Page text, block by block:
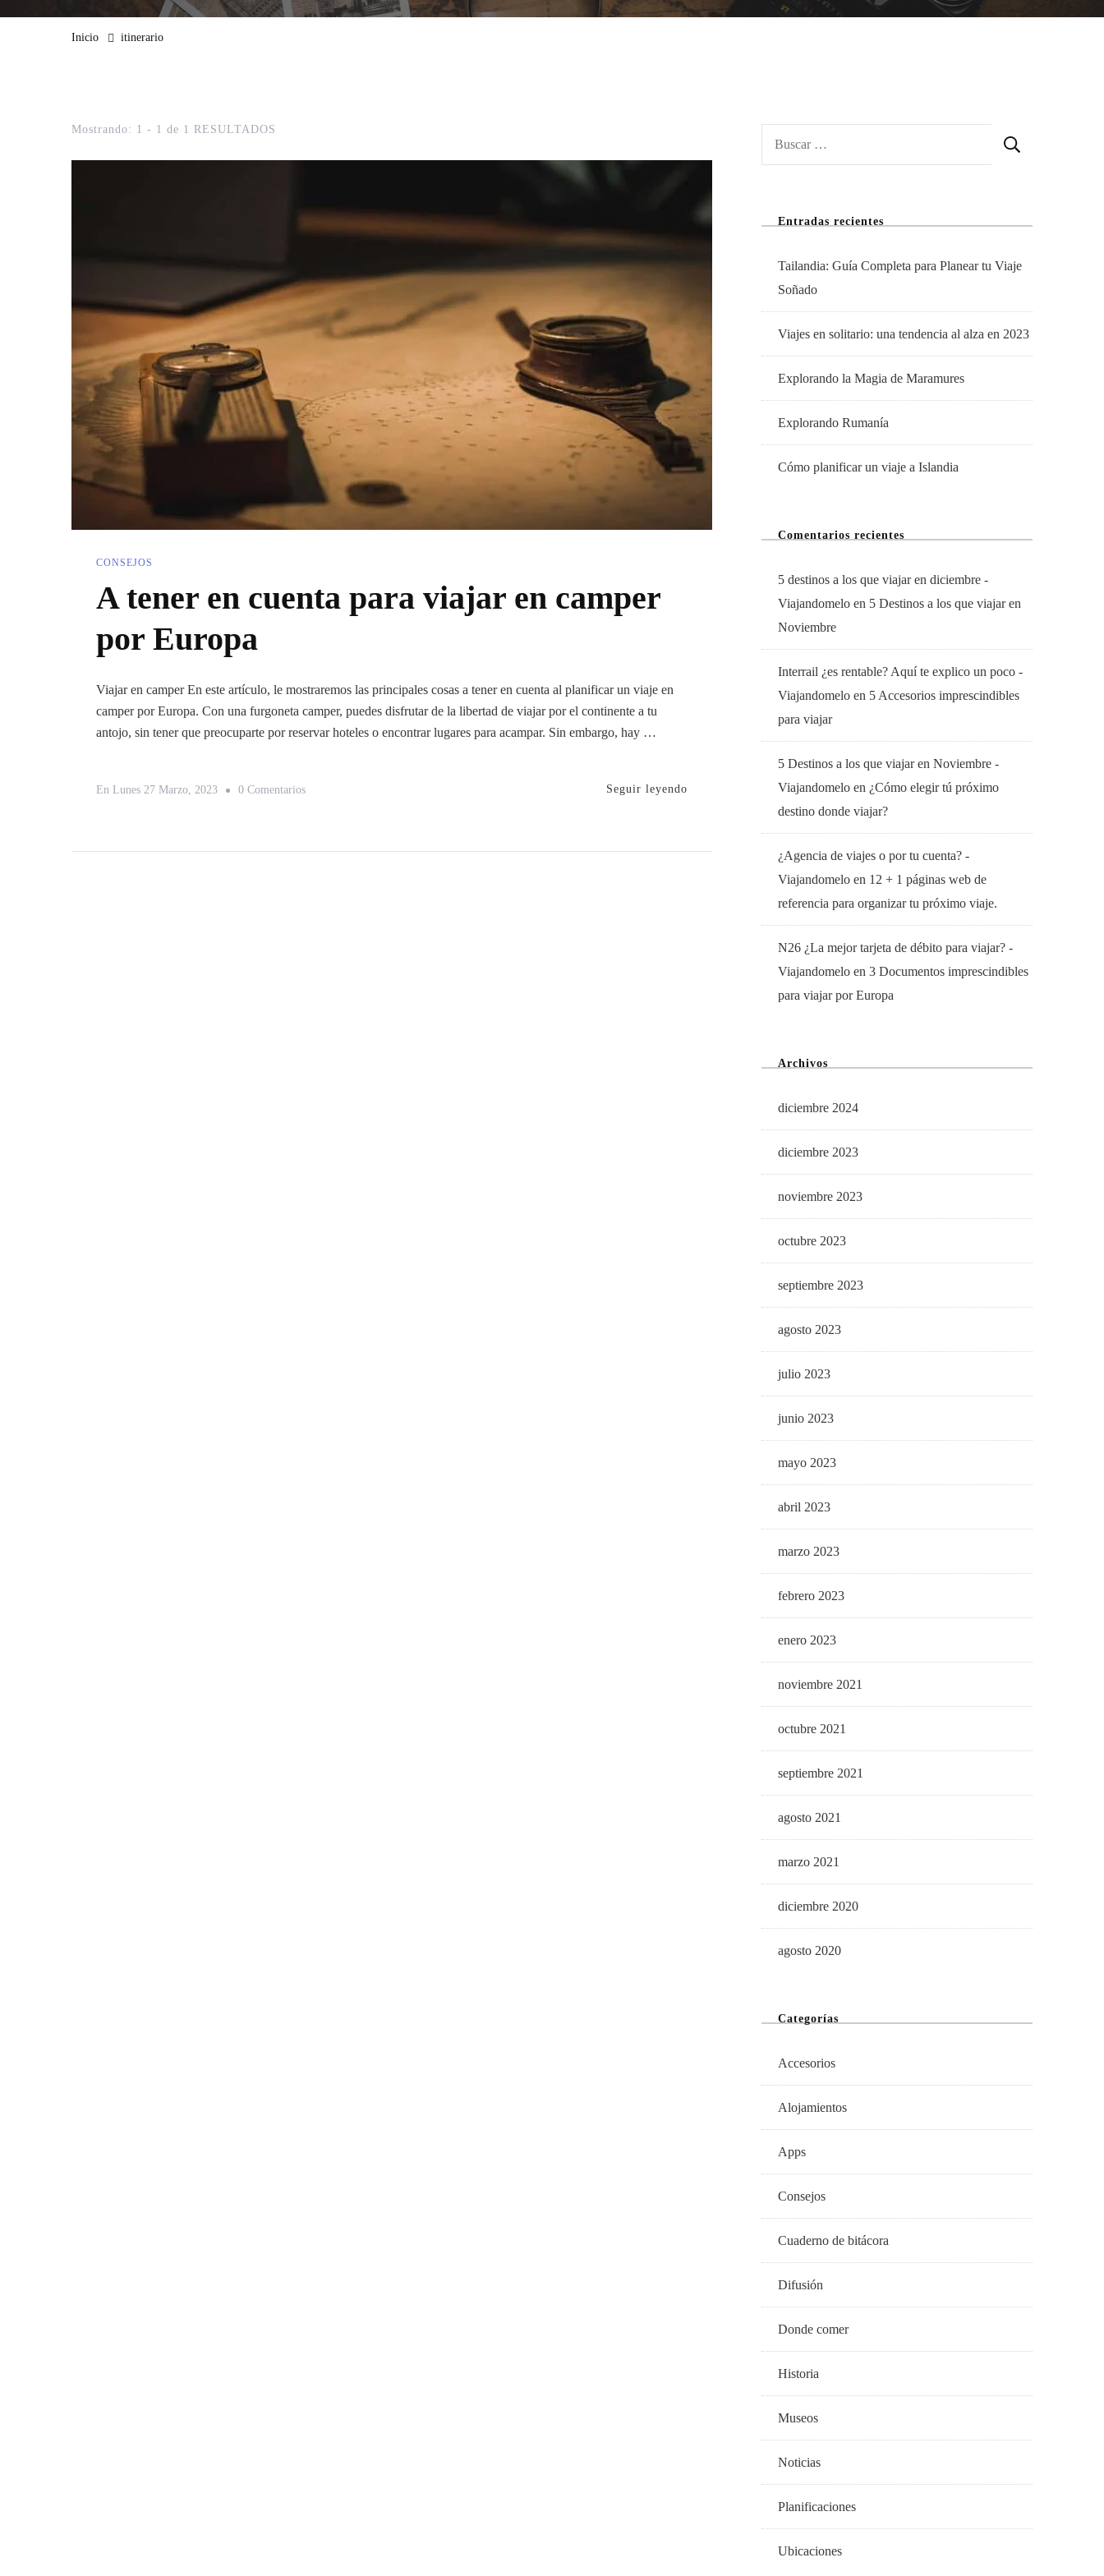
Inicio itinerario
Mostrando: 1 - 1 de 1 RESULTADOS
CONSEJOS
A tener en cuenta para viajar en camper
por Europa
Viajar en camper En este artículo, le mostraremos las principales cosas a tener en cuenta al planificar un viaje en
camper por Europa. Con una furgoneta camper, puedes disfrutar de la libertad de viajar por el continente a tu
antojo, sin tener que preocuparte por reservar hoteles o encontrar lugares para acampar. Sin embargo, hay …
En Lunes 27 Marzo, 2023 0 ComentariosEn
Seguir leyendo
Entradas recientes
Tailandia: Guía Completa para Planear tu Viaje
Soñado
Viajes en solitario: una tendencia al alza en 2023
Explorando la Magia de Maramures
Explorando Rumanía
Cómo planificar un viaje a Islandia
Comentarios recientes
5 destinos a los que viajar en diciembre -
Viajandomelo en 5 Destinos a los que viajar en
Noviembre
Interrail ¿es rentable? Aquí te explico un poco -
Viajandomelo en 5 Accesorios imprescindibles
para viajar
5 Destinos a los que viajar en Noviembre -
Viajandomelo en ¿Cómo elegir tú próximo
destino donde viajar?
¿Agencia de viajes o por tu cuenta? -
Viajandomelo en 12 + 1 páginas web de
referencia para organizar tu próximo viaje.
N26 ¿La mejor tarjeta de débito para viajar? -
Viajandomelo en 3 Documentos imprescindibles
para viajar por Europa
Archivos
diciembre 2024
diciembre 2023
noviembre 2023
octubre 2023
septiembre 2023
agosto 2023
julio 2023
junio 2023
mayo 2023
abril 2023
marzo 2023
febrero 2023
enero 2023
noviembre 2021
octubre 2021
septiembre 2021
agosto 2021
marzo 2021
diciembre 2020
agosto 2020
Categorías
Accesorios
Alojamientos
Apps
Consejos
Cuaderno de bitácora
Difusión
Donde comer
Historia
Museos
Noticias
Planificaciones
Ubicaciones